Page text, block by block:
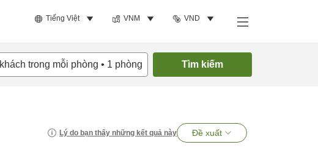
Tiếng Việt VNM VND
khách trong mỗi phòng • 1 phòng Tìm kiếm
Lý do bạn thấy những kết quả này Đề xuất